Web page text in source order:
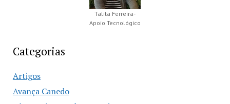
Talita Ferreira-
Apoio Tecnológico
Categorias
Artigos
Avança Canedo